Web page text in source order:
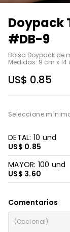
Doypack
#DB-9
Bolsa Doypack de
Medidas: 9 cm x
US$ 0.85
Seleccione
DETAL: 10 und
US$ 0.85
MAYOR: 100 und
US$ 3.60
Comentarios